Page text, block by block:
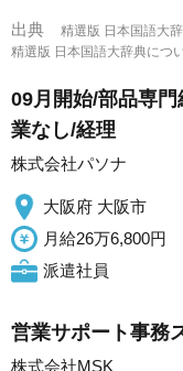
出典
精選版 日本国語大
精選版 日本国語大辞典に
09月開始/部品専
業なし/経理
株式会社パソナ
大阪府 大阪市
月給26万6,800円
派遣社員
営業サポート事務
株式会社MSK